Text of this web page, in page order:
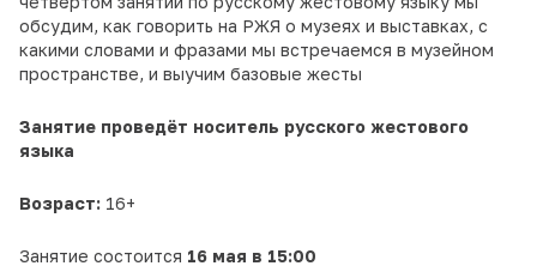
обсудим, как говорить на РЖЯ о музеях и выставках, с
какими словами и фразами мы встречаемся в музейном
пространстве, и выучим базовые жесты
Занятие проведёт носитель русского жестового
языка
Возраст: 16+
Занятие состоится 16 мая в 15:00